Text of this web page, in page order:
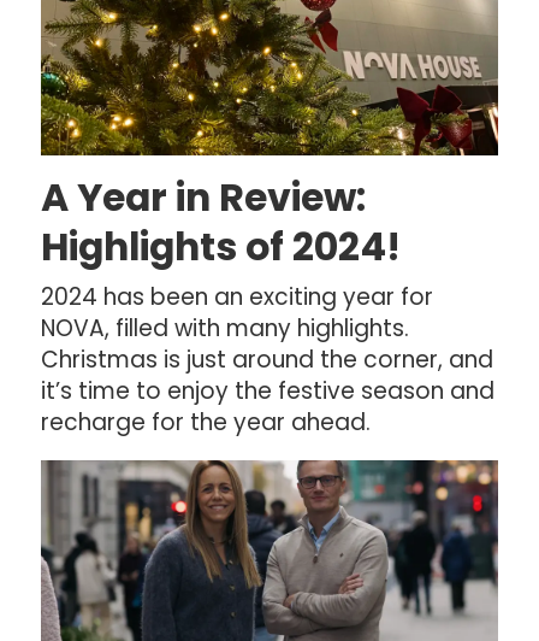
A Year in Review:
Highlights of 2024!
2024 has been an exciting year for
NOVA, filled with many highlights.
Christmas is just around the corner, and
it’s time to enjoy the festive season and
recharge for the year ahead.